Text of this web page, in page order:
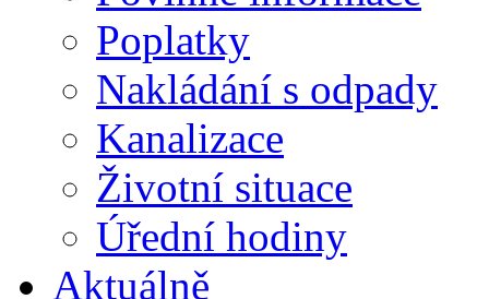
Poplatky
Nakládání s odpady
Kanalizace
Životní situace
Úřední hodiny
Aktuálně